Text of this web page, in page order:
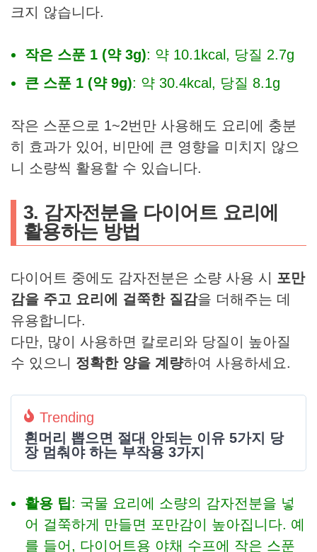
크지 않습니다.
작은 스푼 1 (약 3g): 약 10.1kcal, 당질 2.7g
큰 스푼 1 (약 9g): 약 30.4kcal, 당질 8.1g
작은 스푼으로 1~2번만 사용해도 요리에 충분
히 효과가 있어, 비만에 큰 영향을 미치지 않으
니 소량씩 활용할 수 있습니다.
3. 감자전분을 다이어트 요리에
활용하는 방법
다이어트 중에도 감자전분은 소량 사용 시 포만
감을 주고 요리에 걸쭉한 질감을 더해주는 데
유용합니다.
다만, 많이 사용하면 칼로리와 당질이 높아질
수 있으니 정확한 양을 계량하여 사용하세요.
Trending
흰머리 뽑으면 절대 안되는 이유 5가지 당
장 멈춰야 하는 부작용 3가지
활용 팁: 국물 요리에 소량의 감자전분을 넣
어 걸쭉하게 만들면 포만감이 높아집니다. 예
를 들어, 다이어트용 야채 수프에 작은 스푼